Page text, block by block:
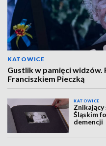
KATOWICE
Gustlik w pamięci widzów.
Franciszkiem Pieczką
KATOWICE
Znikający
Śląskim
demencji